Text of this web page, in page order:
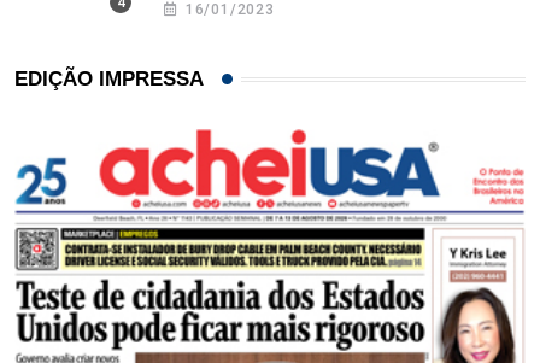
16/01/2023
EDIÇÃO IMPRESSA